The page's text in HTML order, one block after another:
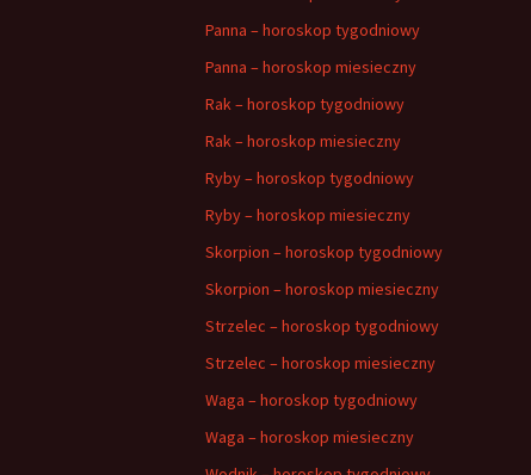
Panna – horoskop tygodniowy
Panna – horoskop miesieczny
Rak – horoskop tygodniowy
Rak – horoskop miesieczny
Ryby – horoskop tygodniowy
Ryby – horoskop miesieczny
Skorpion – horoskop tygodniowy
Skorpion – horoskop miesieczny
Strzelec – horoskop tygodniowy
Strzelec – horoskop miesieczny
Waga – horoskop tygodniowy
Waga – horoskop miesieczny